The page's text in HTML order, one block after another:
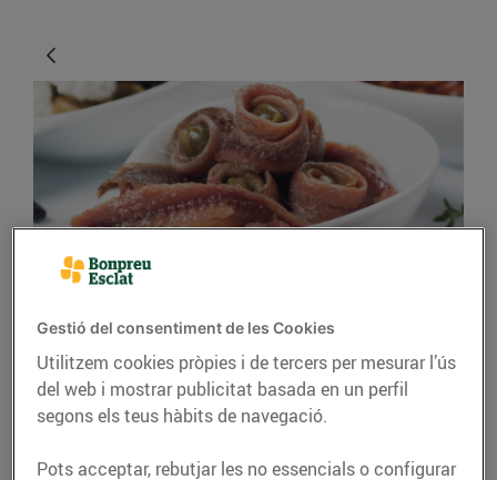
Com són les anxoves?
13/d’agost/2019
Tant per a l’aperitiu com per posar-les com a
Gestió del consentiment de les Cookies
Utilitzem cookies pròpies i de tercers per mesurar l’ús
del web i mostrar publicitat basada en un perfil
segons els teus hàbits de navegació.
Pots acceptar, rebutjar les no essencials o configurar